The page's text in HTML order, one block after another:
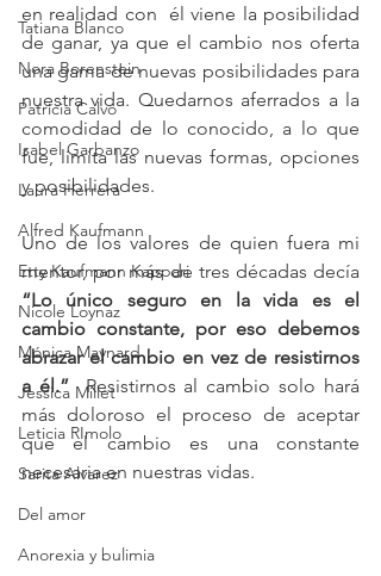
Tatiana Blanco
Nora Borenstein
Patricia Calvo
Isabel Garbanzo
Laura Herrera
Alfred Kaufmann
Etty Kaufmann Kappari
Nicole Loynaz
Mónica Maynard
Jessica Millet
Leticia RImolo
Sarita Alvarez
Del amor
Anorexia y bulimia
en realidad con  él viene la posibilidad
de ganar, ya que el cambio nos oferta
una gama de nuevas posibilidades para
nuestra vida. Quedarnos aferrados a la
comodidad de lo conocido, a lo que
fue, limita las nuevas formas, opciones
y posibilidades.
Uno de los valores de quien fuera mi
“Lo único seguro en la vida es el
cambio constante, por eso debemos
abrazar el cambio en vez de resistirnos
a él.”
  Resistirnos al cambio solo hará
más doloroso el proceso de aceptar
que el cambio es una constante
necesaria en nuestras vidas.